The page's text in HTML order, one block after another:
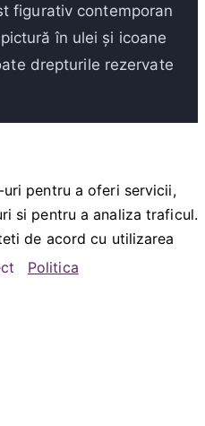
figurativ contemporan
în ulei și icoane
drepturile rezervate
pentru a oferi servicii,
si pentru a analiza traficul.
de acord cu utilizarea
Politica